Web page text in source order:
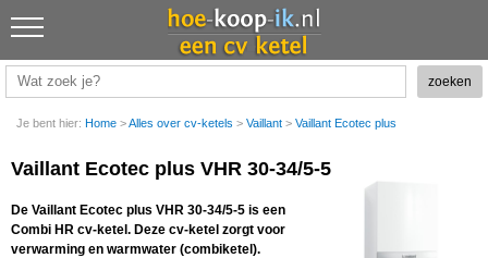
Je bent hier: Home >Alles over cv-ketels > Vaillant > Vaillant Ecotec plus
Vaillant Ecotec plus VHR 30-34/5-5
De Vaillant Ecotec plus VHR 30-34/5-5 is een
Combi HR cv-ketel. Deze cv-ketel zorgt voor
verwarming en warmwater (combiketel).